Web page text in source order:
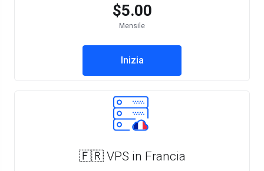
$5.00
Mensile
Inizia
🇫🇷 VPS in Francia